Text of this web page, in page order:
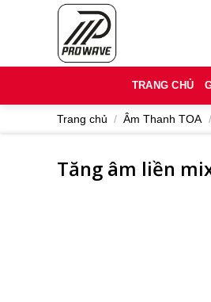
TRANG CHỦ
Trang chủ / Âm Thanh TOA /
Tăng âm liền